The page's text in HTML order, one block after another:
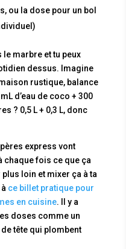
ou la dose pour un bol
marbre et tu peux
dessus. Imagine
rustique, balance
d’eau de coco + 300
? 0,5 L + 0,3 L, donc
express vont
chaque fois ce que ça
loin et mixer ça à ta
ce billet pratique pour
en cuisine. Il y a
doses comme un
tête qui plombent